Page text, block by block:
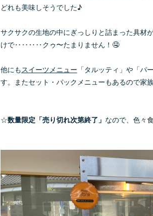
どれも美味しそうでした♪
サクサクの生地の中にぎっしりと詰まった具材
けで‥‥‥‥クゥ〜たまりません！🤤
他にもスイーツメニュー 「タルッティ」や「パ
す。またセット・パックメニューもあるので家
☆数量限定「売り切れ次第終了」 なので、色々